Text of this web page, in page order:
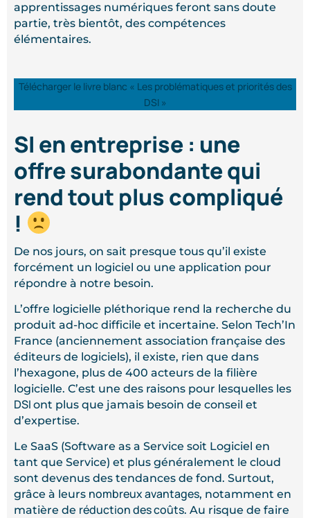
apprentissages numériques feront sans doute
partie, très bientôt, des compétences
élémentaires.
Télécharger le livre blanc « Les problématiques et priorités des
DSI »
SI en entreprise : une
offre surabondante qui
rend tout plus compliqué
!
De nos jours, on sait presque tous qu’il existe
forcément un logiciel ou une application pour
répondre à notre besoin.
L’offre logicielle pléthorique rend la recherche du
produit ad-hoc difficile et incertaine. Selon Tech’In
France (anciennement association française des
éditeurs de logiciels), il existe, rien que dans
l’hexagone, plus de 400 acteurs de la filière
logicielle. C’est une des raisons pour lesquelles les
DSI ont plus que jamais besoin de conseil et
d’expertise.
Le SaaS (Software as a Service soit Logiciel en
tant que Service) et plus généralement le cloud
sont devenus des tendances de fond. Surtout,
grâce à leurs nombreux avantages, notamment en
matière de réduction des coûts. Au risque de faire